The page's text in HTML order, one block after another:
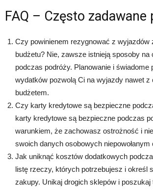
FAQ – Często zadawane
Czy powinienem rezygnować z wyjazdów
budżetu? Nie, zawsze istnieją sposoby na
podczas podróży. Planowanie i świadome
wydatków pozwolą Ci na wyjazdy nawet z
budżetem.
Czy karty kredytowe są bezpieczne
karty kredytowe są bezpieczne podczas
warunkiem, że zachowasz ostrożność i
swoich danych osobowych niepowołanym
Jak uniknąć kosztów dodatkowych
listę rzeczy, których potrzebujesz i określ
zakupy. Unikaj drogich sklepów i